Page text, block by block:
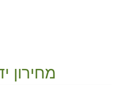
מחירון